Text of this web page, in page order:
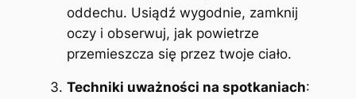
oddechu. Usiądź wygodnie, zamknij
oczy i obserwuj, jak powietrze
przemieszcza się przez twoje ciało.
Techniki uważności na spotkaniach: